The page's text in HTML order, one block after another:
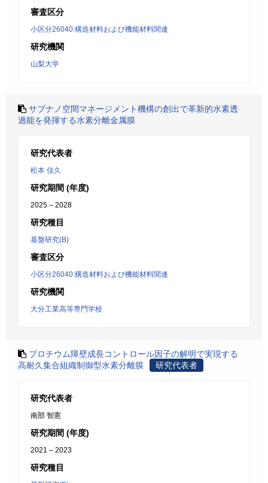
審査区分
小区分26040:構造材料および機能材料関連
研究機関
山梨大学
サブナノ空間マネージメント機構の創出で革新的水素透
過能を発揮する水素分離金属膜
研究代表者
松本 佳久
研究期間 (年度)
2025 – 2028
研究種目
基盤研究(B)
審査区分
小区分26040:構造材料および機能材料関連
研究機関
大分工業高等専門学校
プロチウム障壁成長コントロール因子の解明で実現する
高耐久集合組織制御型水素分離膜
研究代表者
研究代表者
南部 智憲
研究期間 (年度)
2021 – 2023
研究種目